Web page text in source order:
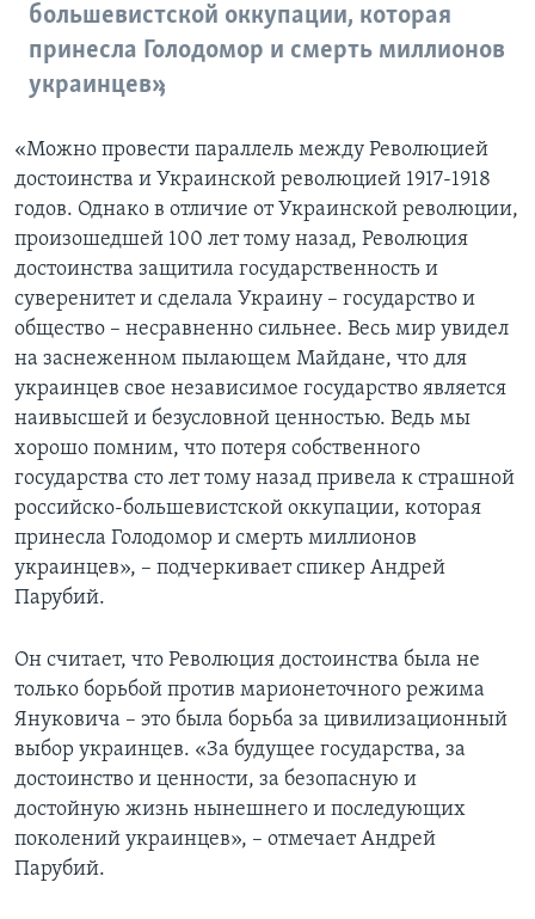
большевистской оккупации, которая
принесла Голодомор и смерть миллионов
украинцев»,
«Можно провести параллель между Революцией
достоинства и Украинской революцией 1917-1918
годов. Однако в отличие от Украинской революции,
произошедшей 100 лет тому назад, Революция
достоинства защитила государственность и
суверенитет и сделала Украину – государство и
общество – несравненно сильнее. Весь мир увидел
на заснеженном пылающем Майдане, что для
украинцев свое независимое государство является
наивысшей и безусловной ценностью. Ведь мы
хорошо помним, что потеря собственного
государства сто лет тому назад привела к страшной
российско-большевистской оккупации, которая
принесла Голодомор и смерть миллионов
украинцев», – подчеркивает спикер Андрей
Парубий.
Он считает, что Революция достоинства была не
только борьбой против марионеточного режима
Януковича – это была борьба за цивилизационный
выбор украинцев. «За будущее государства, за
достоинство и ценности, за безопасную и
достойную жизнь нынешнего и последующих
поколений украинцев», – отмечает Андрей
Парубий.